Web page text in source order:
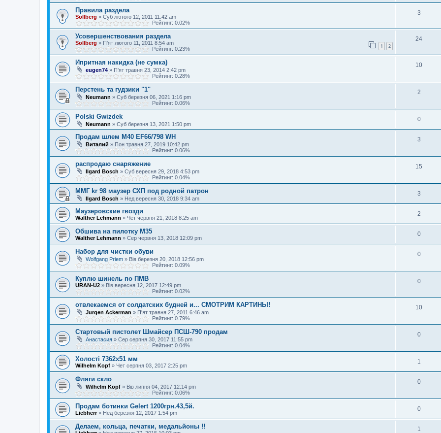
Правила раздела
Sollberg » Суб лютого 12, 2011 11:42 am
Рейтинг: 0.02%
3
Усовершенствования раздела
Sollberg » П'ят лютого 11, 2011 8:54 am 1 2
Рейтинг: 0.23%
24
Ипритная накидка (не сумка)
eugen74 » П'ят травня 23, 2014 2:42 pm
Рейтинг: 0.28%
10
Перстень та гудзики "1"
Neumann » Суб березня 06, 2021 1:16 pm
Рейтинг: 0.06%
2
Polski Gwizdek
Neumann » Суб березня 13, 2021 1:50 pm
0
Продам шлем M40 EF66/798 WH
Виталий » Пон травня 27, 2019 10:42 pm
Рейтинг: 0.06%
3
распродаю снаряжение
Ilgard Bosch » Суб вересня 29, 2018 4:53 pm
Рейтинг: 0.04%
15
ММГ kr 98 маузер СХП под родной патрон
Ilgard Bosch » Нед вересня 30, 2018 9:34 am
3
Маузеровские гвозди
Walther Lehmann » Чет червня 21, 2018 8:25 am
2
Обшива на пилотку М35
Walther Lehmann » Сер червня 13, 2018 12:09 pm
0
Набор для чистки обуви
Wolfgang Priem » Вів березня 20, 2018 12:56 pm
Рейтинг: 0.09%
0
Куплю шинель по ПМВ
URAN-U2 » Вів вересня 12, 2017 12:49 pm
Рейтинг: 0.02%
0
отвлекаемся от солдатских будней и... СМОТРИМ КАРТИНЫ!
Jurgen Ackerman » П'ят травня 27, 2011 6:46 am
Рейтинг: 0.79%
10
Стартовый пистолет Шмайсер ПСШ-790 продам
Анастасия » Сер серпня 30, 2017 11:55 pm
Рейтинг: 0.04%
0
Холості 7362х51 мм
Wilhelm Kopf » Чет серпня 03, 2017 2:25 pm
1
Фляги скло
Wilhelm Kopf » Вів липня 04, 2017 12:14 pm
Рейтинг: 0.06%
0
Продам ботинки Gelert 1200грн.43,5й.
Liebherr» Нед березня 12, 2017 1:54 pm
0
Делаем, кольца, печатки, медальйоны !! 1